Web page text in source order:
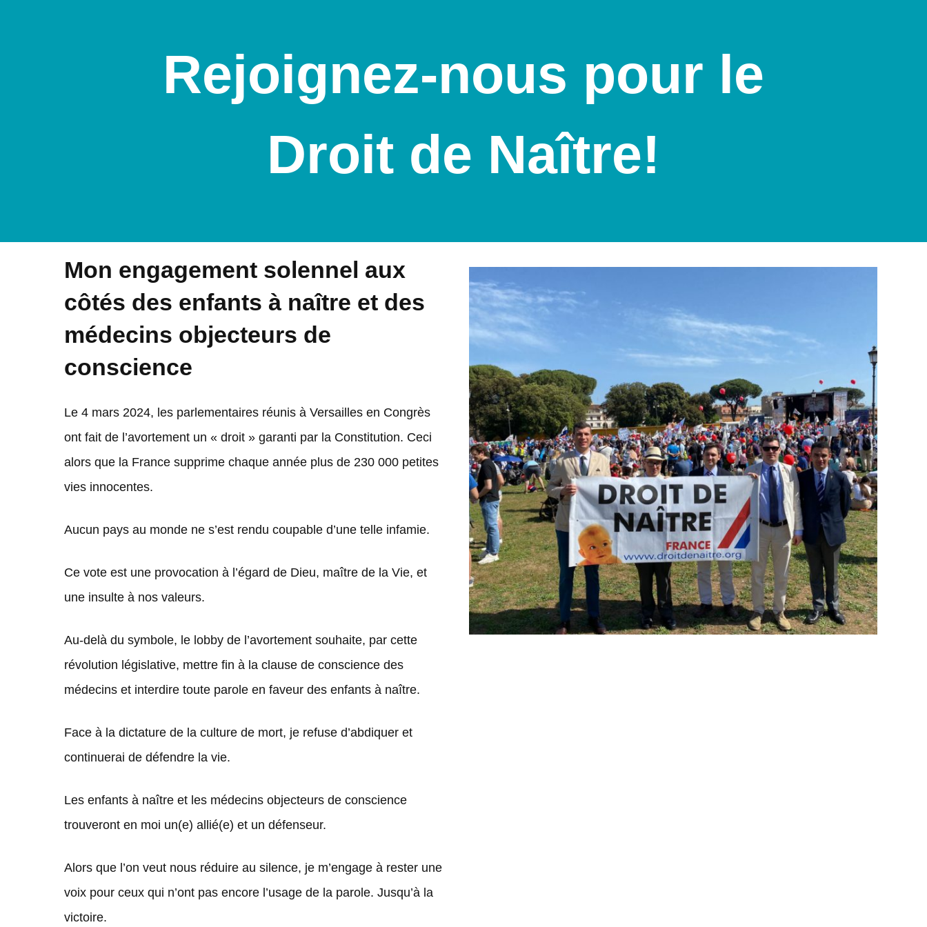
Rejoignez-nous pour le
Droit de Naître!
Mon engagement solennel aux
côtés des enfants à naître et des
médecins objecteurs de
conscience
Le 4 mars 2024, les parlementaires réunis à Versailles en Congrès
ont fait de l’avortement un « droit » garanti par la Constitution. Ceci
alors que la France supprime chaque année plus de 230 000 petites
vies innocentes.
Aucun pays au monde ne s’est rendu coupable d’une telle infamie.
Ce vote est une provocation à l’égard de Dieu, maître de la Vie, et
une insulte à nos valeurs.
Au-delà du symbole, le lobby de l’avortement souhaite, par cette
révolution législative, mettre fin à la clause de conscience des
médecins et interdire toute parole en faveur des enfants à naître.
Face à la dictature de la culture de mort, je refuse d’abdiquer et
continuerai de défendre la vie.
Les enfants à naître et les médecins objecteurs de conscience
trouveront en moi un(e) allié(e) et un défenseur.
Alors que l’on veut nous réduire au silence, je m’engage à rester une
voix pour ceux qui n’ont pas encore l’usage de la parole. Jusqu’à la
victoire.